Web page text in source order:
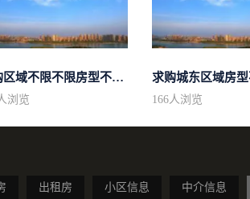
求购区域不限不限房型不限两室一厅简...
浏览 166人浏览
出租房 小区信息 中介信息